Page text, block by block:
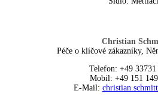
Christian
Péče o klíčové zákazníky,
Telefon: +49 33731
Mobil: +49 151
E-Mail: